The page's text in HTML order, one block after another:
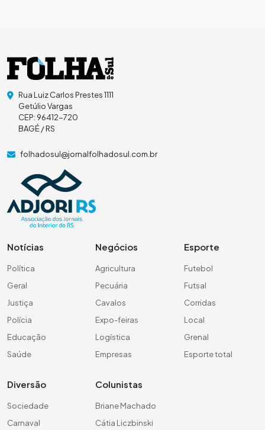
Rua Luiz Carlos Prestes 1111
Getúlio Vargas
CEP: 96412-720
BAGÉ / RS
folhadosul@jornalfolhadosul.com.br
Notícias
Política
Geral
Justiça
Polícia
Educação
Saúde
Negócios
Agricultura
Pecuária
Cavalos
Expo-feiras
Logística
Empresas
Esporte
Futebol
Futsal
Corridas
Local
Grenal
Esporte total
Diversão
Sociedade
Carnaval
Colunistas
Briane Machado
Cátia Liczbinski